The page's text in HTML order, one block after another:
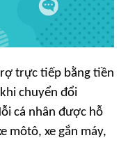
trực tiếp bằng tiền
chuyển đổi
cá nhân được hỗ
môtô, xe gắn máy,